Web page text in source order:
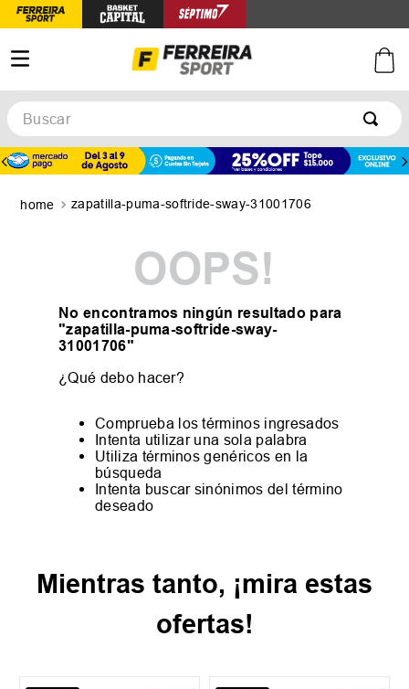
Buscar
zapatilla-puma-softride-sway-31001706
OOPS!
No encontramos ningún resultado para
"zapatilla-puma-softride-sway-
31001706"
¿Qué debo hacer?
Comprueba los términos ingresados
Intenta utilizar una sola palabra
Utiliza términos genéricos en la
búsqueda
Intenta buscar sinónimos del término
deseado
Mientras tanto, ¡mira estas
ofertas!
TÉRMINOS MÁS BUSCADOS
zapatillas
zapatillas mujer
zapatillas adidas